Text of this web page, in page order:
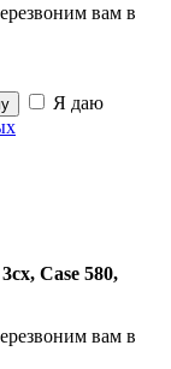
вам в
Я даю
Case 580,
вам в